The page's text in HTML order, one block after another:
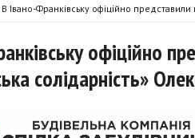
В Івано-Франківську офіційно
офіційно
солідарність»